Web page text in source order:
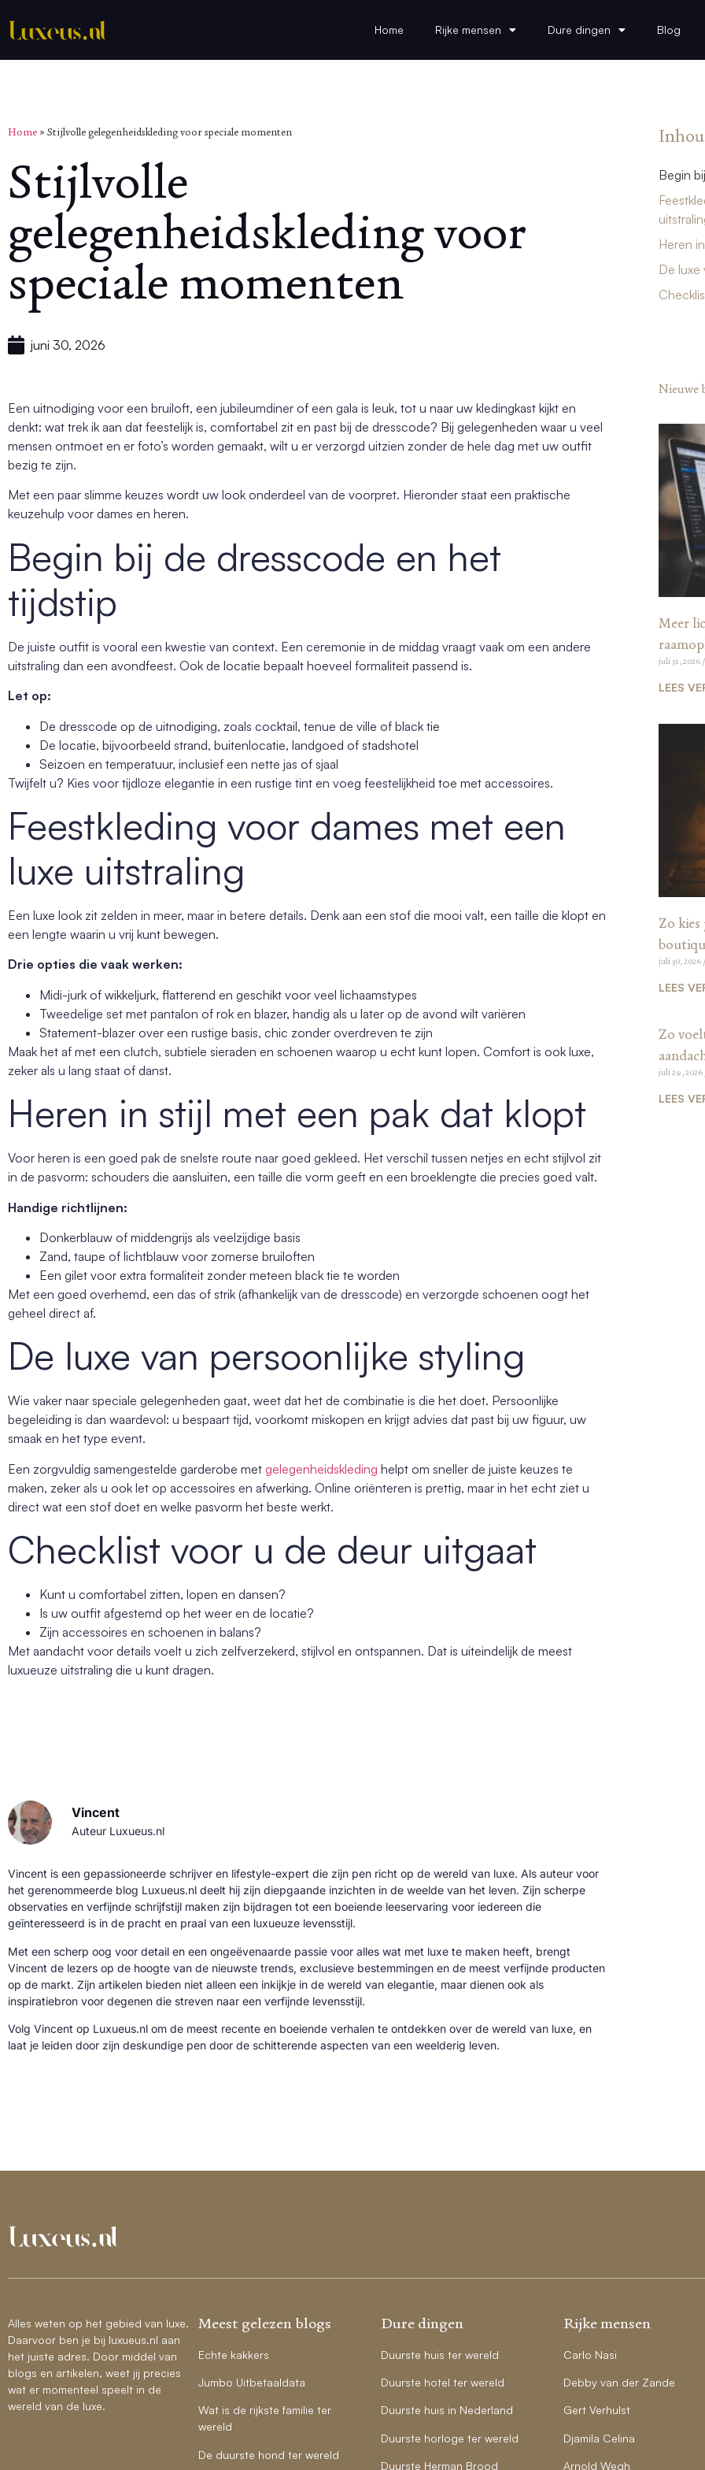
Home Rijke mensen Dure dingen Blog
Home » Stijlvolle gelegenheidskleding voor speciale momenten
Stijlvolle
gelegenheidskleding voor
speciale momenten
juni 30, 2026
Een uitnodiging voor een bruiloft, een jubileumdiner of een gala is leuk, tot u naar uw kledingkast kijkt en
denkt: wat trek ik aan dat feestelijk is, comfortabel zit en past bij de dresscode? Bij gelegenheden waar u veel
mensen ontmoet en er foto’s worden gemaakt, wilt u er verzorgd uitzien zonder de hele dag met uw outfit
bezig te zijn.
Met een paar slimme keuzes wordt uw look onderdeel van de voorpret. Hieronder staat een praktische
keuzehulp voor dames en heren.
Begin bij de dresscode en het
tijdstip
De juiste outfit is vooral een kwestie van context. Een ceremonie in de middag vraagt vaak om een andere
uitstraling dan een avondfeest. Ook de locatie bepaalt hoeveel formaliteit passend is.
Let op:
De dresscode op de uitnodiging, zoals cocktail, tenue de ville of black tie
De locatie, bijvoorbeeld strand, buitenlocatie, landgoed of stadshotel
Seizoen en temperatuur, inclusief een nette jas of sjaal
Twijfelt u? Kies voor tijdloze elegantie in een rustige tint en voeg feestelijkheid toe met accessoires.
Feestkleding voor dames met een
luxe uitstraling
Een luxe look zit zelden in meer, maar in betere details. Denk aan een stof die mooi valt, een taille die klopt en
een lengte waarin u vrij kunt bewegen.
Drie opties die vaak werken:
Midi-jurk of wikkeljurk, flatterend en geschikt voor veel lichaamstypes
Tweedelige set met pantalon of rok en blazer, handig als u later op de avond wilt variëren
Statement-blazer over een rustige basis, chic zonder overdreven te zijn
Maak het af met een clutch, subtiele sieraden en schoenen waarop u echt kunt lopen. Comfort is ook luxe,
zeker als u lang staat of danst.
Heren in stijl met een pak dat klopt
Voor heren is een goed pak de snelste route naar goed gekleed. Het verschil tussen netjes en echt stijlvol zit
in de pasvorm: schouders die aansluiten, een taille die vorm geeft en een broeklengte die precies goed valt.
Handige richtlijnen:
Donkerblauw of middengrijs als veelzijdige basis
Zand, taupe of lichtblauw voor zomerse bruiloften
Een gilet voor extra formaliteit zonder meteen black tie te worden
Met een goed overhemd, een das of strik (afhankelijk van de dresscode) en verzorgde schoenen oogt het
geheel direct af.
De luxe van persoonlijke styling
Wie vaker naar speciale gelegenheden gaat, weet dat het de combinatie is die het doet. Persoonlijke
begeleiding is dan waardevol: u bespaart tijd, voorkomt miskopen en krijgt advies dat past bij uw figuur, uw
smaak en het type event.
Een zorgvuldig samengestelde garderobe met gelegenheidskleding helpt om sneller de juiste keuzes te
maken, zeker als u ook let op accessoires en afwerking. Online oriënteren is prettig, maar in het echt ziet u
direct wat een stof doet en welke pasvorm het beste werkt.
Checklist voor u de deur uitgaat
Kunt u comfortabel zitten, lopen en dansen?
Is uw outfit afgestemd op het weer en de locatie?
Zijn accessoires en schoenen in balans?
Met aandacht voor details voelt u zich zelfverzekerd, stijlvol en ontspannen. Dat is uiteindelijk de meest
luxueuze uitstraling die u kunt dragen.
Vincent
Auteur Luxueus.nl
Vincent is een gepassioneerde schrijver en lifestyle-expert die zijn pen richt op de wereld van luxe. Als auteur voor
het gerenommeerde blog Luxueus.nl deelt hij zijn diepgaande inzichten in de weelde van het leven. Zijn scherpe
observaties en verfijnde schrijfstijl maken zijn bijdragen tot een boeiende leeservaring voor iedereen die
geïnteresseerd is in de pracht en praal van een luxueuze levensstijl.
Met een scherp oog voor detail en een ongeëvenaarde passie voor alles wat met luxe te maken heeft, brengt
Vincent de lezers op de hoogte van de nieuwste trends, exclusieve bestemmingen en de meest verfijnde producten
op de markt. Zijn artikelen bieden niet alleen een inkijkje in de wereld van elegantie, maar dienen ook als
inspiratiebron voor degenen die streven naar een verfijnde levensstijl.
Volg Vincent op Luxueus.nl om de meest recente en boeiende verhalen te ontdekken over de wereld van luxe, en
laat je leiden door zijn deskundige pen door de schitterende aspecten van een weelderig leven.
Begin
Heren
De luxe
Nieuwe
Meer
juli 31, 2026
LEES
Zo
juli 30, 2026
LEES
Zo
juli 29, 2026
LEES
Alles weten op het gebied van luxe.
Daarvoor ben je bij luxueus.nl aan
het juiste adres. Door middel van
blogs en artikelen, weet jij precies
wat er momenteel speelt in de
wereld van de luxe.
Meest gelezen blogs
Echte kakkers
Jumbo Uitbetaaldata
Wat is de rijkste familie ter
wereld
De duurste hond ter wereld
Dure dingen
Duurste huis ter wereld
Duurste hotel ter wereld
Duurste huis in Nederland
Duurste horloge ter wereld
Duurste Herman Brood
Rijke mensen
Carlo Nasi
Debby van der Zande
Gert Verhulst
Djamila Celina
Arnold Wegh